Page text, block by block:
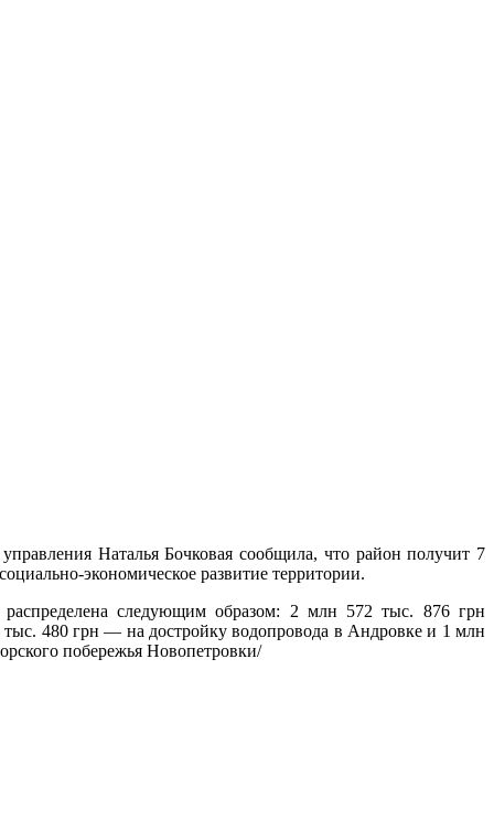
Наталья Бочковая сообщила, что район получит 7
экономическое развитие территории.
следующим образом: 2 млн 572 тыс. 876 грн
480 грн — на достройку водопровода в Андровке и 1 млн
побережья Новопетровки/